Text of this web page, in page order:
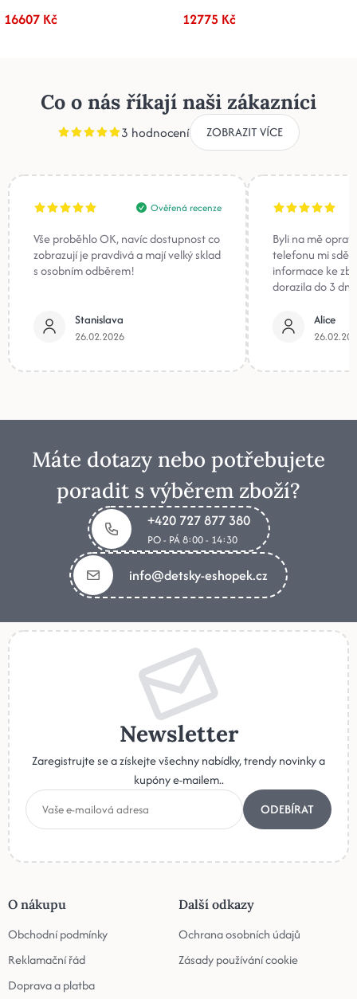
16607 Kč 12775 Kč
Co o nás říkají naši zákazníci
3 hodnocení ZOBRAZIT VÍCE
Ověřená recenze
Vše proběhlo OK, navíc dostupnost co
zobrazují je pravdivá a mají velký sklad
s osobním odběrem!
Stanislava
26.02.2026
Byli na mě
telefonu mi
informace ke
dorazila do 3
Alice
Máte dotazy nebo potřebujete
poradit s výběrem zboží?
+420 727 877 380
PO - PÁ 8:00 - 14:30
info@detsky-eshopek.cz
Newsletter
Zaregistrujte se a získejte všechny nabídky, trendy novinky a
kupóny e-mailem..
ODEBÍRAT
O nákupu
Obchodní podmínky
Reklamační řád
Doprava a platba
Další odkazy
Ochrana osobních údajů
Zásady používání cookie